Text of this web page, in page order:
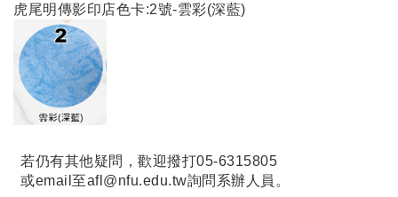
虎尾明傳影印店色卡:2號-雲彩(深藍)
若仍有其他疑問，歡迎撥打05-6315805
或email至afl@nfu.edu.tw詢問系辦人員。